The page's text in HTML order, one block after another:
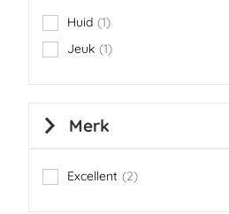
Huid 1
item
Jeuk 1
item
Merk
Excellent 2
items